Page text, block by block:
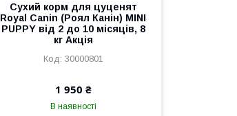
Сухий корм для цуценят
Royal Canin (Роял Канін) MINI
PUPPY від 2 до 10 місяців, 8
кг Акція
30000801
1 950 ₴
В наявності